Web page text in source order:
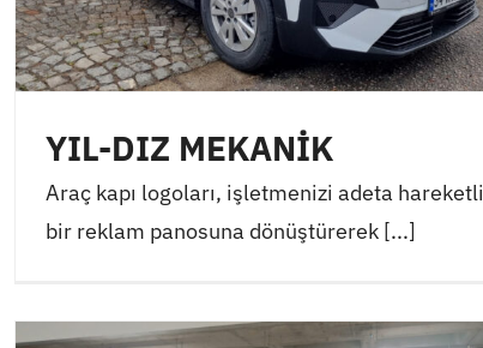
YIL-DIZ MEKANİK
Araç kapı logoları, işletmenizi adeta hareketli
bir reklam panosuna dönüştürerek [...]